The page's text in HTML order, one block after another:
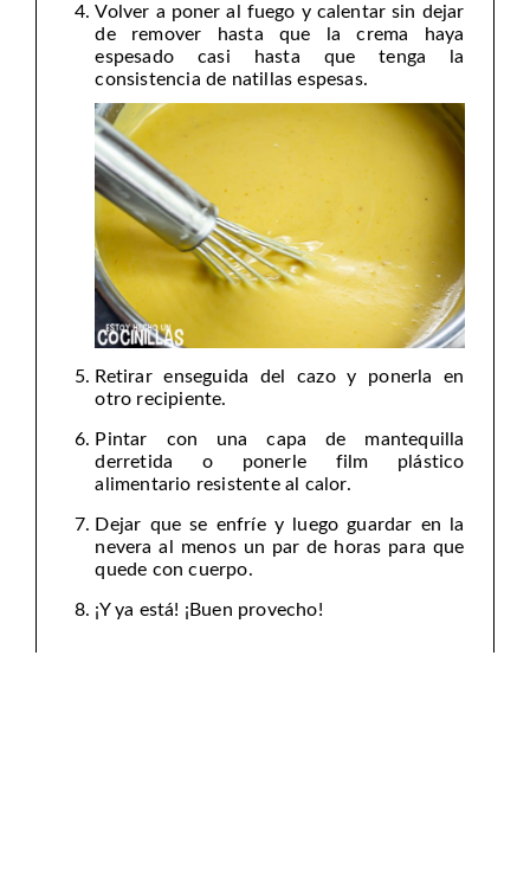
Volver a poner al fuego y calentar sin dejar
de remover hasta que la crema haya
espesado casi hasta que tenga la
consistencia de natillas espesas.
Retirar enseguida del cazo y ponerla en
otro recipiente.
Pintar con una capa de mantequilla
derretida o ponerle film plástico
alimentario resistente al calor.
Dejar que se enfríe y luego guardar en la
nevera al menos un par de horas para que
quede con cuerpo.
¡Y ya está! ¡Buen provecho!